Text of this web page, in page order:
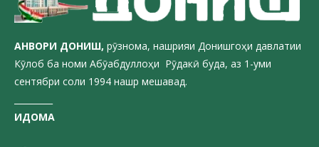
АНВОРИ ДОНИШ, рӯзнома, нашрияи Донишгоҳи давлатии
Кӯлоб ба номи Абӯабдуллоҳи Рӯдакӣ буда, аз 1-уми
сентябри соли 1994 нашр мешавад.
ИДОМА